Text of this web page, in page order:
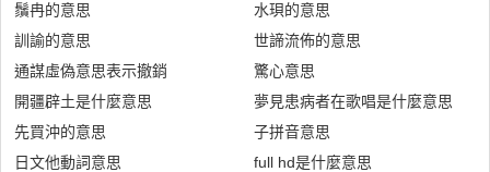
鬚冉的意思
訓諭的意思
通謀虛偽意思表示撤銷
開疆辟土是什麼意思
先買沖的意思
日文他動詞意思
水珼的意思
世諦流佈的意思
驚心意思
夢見患病者在歌唱是什麼意思
子拼音意思
full hd是什麼意思